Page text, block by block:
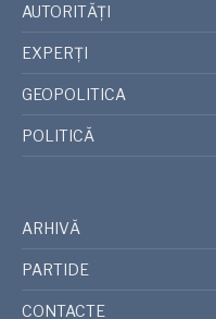
AUTORITĂȚI
EXPERȚI
GEOPOLITICA
POLITICĂ
ARHIVĂ
PARTIDE
CONTACTE